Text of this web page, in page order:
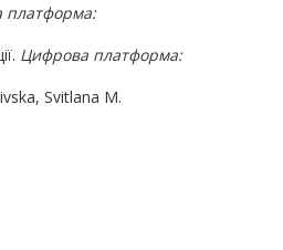
платформа:
Цифрова платформа:
Svitlana M.